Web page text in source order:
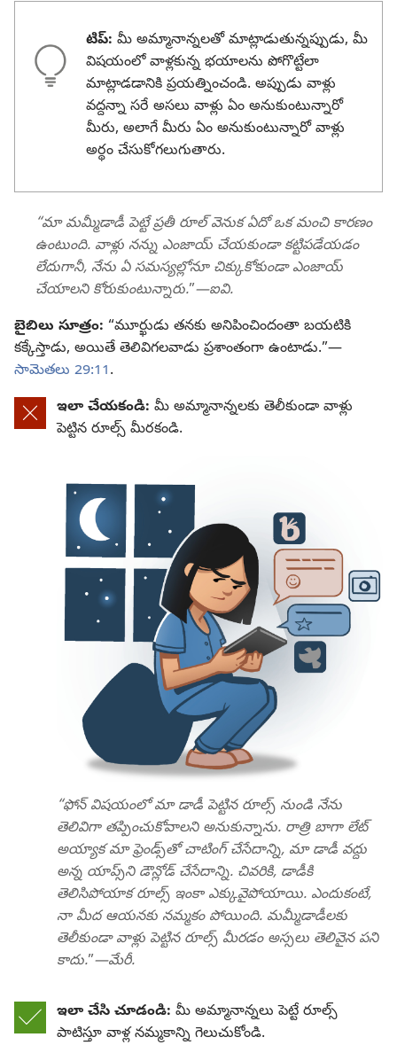
టిప్‌: మీ అమ్మానాన్నలతో మాట్లాడుతున్నప్పుడు, మీ
విషయంలో వాళ్లకున్న భయాలను పోగొట్టేలా
మాట్లాడడానికి ప్రయత్నించండి. అప్పుడు వాళ్లు
వద్దన్నా సరే అసలు వాళ్లు ఏం అనుకుంటున్నారో
మీరు, అలాగే మీరు ఏం అనుకుంటున్నారో వాళ్లు
అర్థం చేసుకోగలుగుతారు.
“మా మమ్మీడాడీ పెట్టే ప్రతీ రూల్‌ వెనుక ఏదో ఒక మంచి కారణం
ఉంటుంది. వాళ్లు నన్ను ఎంజాయ్‌ చేయకుండా కట్టిపడేయడం
లేదుగానీ, నేను ఏ సమస్యల్లోనూ చిక్కుకోకుండా ఎంజాయ్‌
చేయాలని కోరుకుంటున్నారు.”—ఐవి.
బైబిలు సూత్రం: “మూర్ఖుడు తనకు అనిపించిందంతా బయటికి
కక్కేస్తాడు, అయితే తెలివిగలవాడు ప్రశాంతంగా ఉంటాడు.”—
సామెతలు 29:11.
ఇలా చేయకండి: మీ అమ్మానాన్నలకు తెలీకుండా వాళ్లు
పెట్టిన రూల్స్‌ మీరకండి.
“ఫోన్‌ విషయంలో మా డాడీ పెట్టిన రూల్స్‌ నుండి నేను
తెలివిగా తప్పించుకోవాలని అనుకున్నాను. రాత్రి బాగా లేట్‌
అయ్యాక మా ఫ్రెండ్స్‌తో చాటింగ్‌ చేసేదాన్ని, మా డాడీ వద్దు
అన్న యాప్స్‌ని డౌన్లోడ్‌ చేసేదాన్ని. చివరికి, డాడీకి
తెలిసిపోయాక రూల్స్‌ ఇంకా ఎక్కువైపోయాయి. ఎందుకంటే,
నా మీద ఆయనకు నమ్మకం పోయింది. మమ్మీడాడీలకు
తెలీకుండా వాళ్లు పెట్టిన రూల్స్‌ మీరడం అస్సలు తెలివైన పని
కాదు.”—మేరీ.
ఇలా చేసి చూడండి: మీ అమ్మానాన్నలు పెట్టే రూల్స్‌
పాటిస్తూ వాళ్ల నమ్మకాన్ని గెలుచుకోండి.